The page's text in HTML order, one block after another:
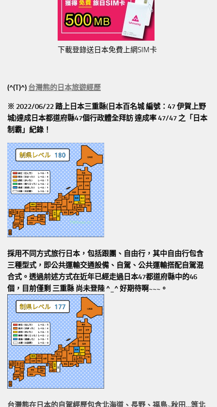
下載登錄送日本免費上網SIM卡
(^(T)^) 台灣熊的日本旅遊經歷
※ 2022/06/22 踏上日本三重縣(日本百名城 編號：47 伊賀上野
城)達成日本都道府縣47個行政體全拜訪達成率 47/47 之「日本
制霸」紀錄！
採用不同方式旅行日本，包括跟團、自由行，其中自由行包含
三種型式，即公共運輸交通設備、自駕、公共運輸搭配自駕混
合式。透過前述方式在近年已經走過日本47都道府縣中的46
個，目前僅剩 三重縣 尚未登陸 ^_^ 好期待啊~~~。
台灣熊在日本的自駕經歷包含北海道、長野、福島~秋田…等北